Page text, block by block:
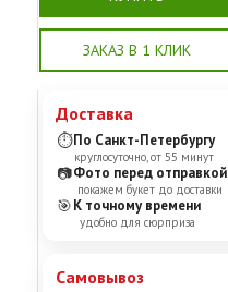
ЗАКАЗ В 1 КЛИК
Доставка
⏱По Санкт-Петербургу
круглосуточно, от 55 минут
📷Фото перед отправкой
покажем букет до доставки
🎯К точному времени
удобно для сюрприза
Самовывоз